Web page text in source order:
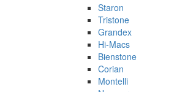
Staron
Tristone
Grandex
Hi-Macs
Bienstone
Corian
Montelli